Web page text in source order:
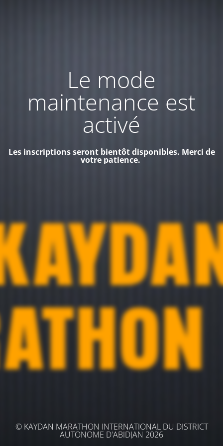
Le mode
maintenance est
activé
Les inscriptions seront bientôt disponibles. Merci de
votre patience.
© KAYDAN MARATHON INTERNATIONAL DU DISTRICT
AUTONOME D'ABIDJAN 2026